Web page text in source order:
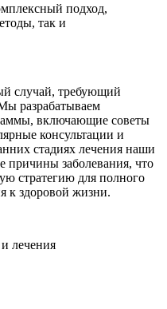
подход,
так и
случай, требующий
разрабатываем
включающие советы
консультации и
стадиях лечения наши
причины заболевания, что
стратегию для полного
к здоровой жизни.
лечения